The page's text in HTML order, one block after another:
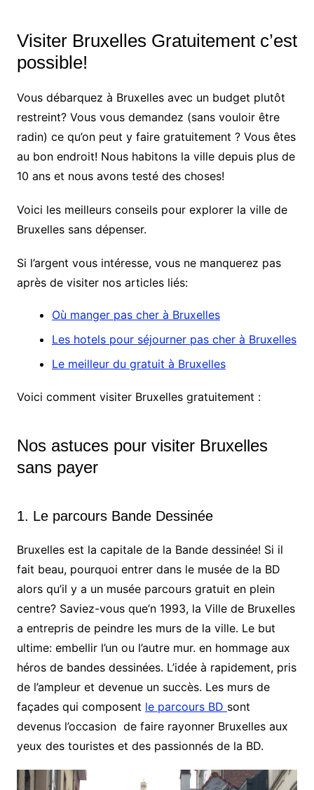
Visiter Bruxelles Gratuitement c’est
possible!
Vous débarquez à Bruxelles avec un budget plutôt
restreint? Vous vous demandez (sans vouloir être
radin) ce qu’on peut y faire gratuitement ? Vous êtes
au bon endroit! Nous habitons la ville depuis plus de
10 ans et nous avons testé des choses!
Voici les meilleurs conseils pour explorer la ville de
Bruxelles sans dépenser.
Si l’argent vous intéresse, vous ne manquerez pas
après de visiter nos articles liés:
Où manger pas cher à Bruxelles
Les hotels pour séjourner pas cher à Bruxelles
Le meilleur du gratuit à Bruxelles
Voici comment visiter Bruxelles gratuitement :
Nos astuces pour visiter Bruxelles
sans payer
1. Le parcours Bande Dessinée
Bruxelles est la capitale de la Bande dessinée! Si il
fait beau, pourquoi entrer dans le musée de la BD
alors qu’il y a un musée parcours gratuit en plein
centre? Saviez-vous que’n 1993, la Ville de Bruxelles
a entrepris de peindre les murs de la ville. Le but
ultime: embellir l’un ou l’autre mur. en hommage aux
héros de bandes dessinées. L’idée à rapidement, pris
de l’ampleur et devenue un succès. Les murs de
façades qui composent le parcours BD sont
devenus l’occasion de faire rayonner Bruxelles aux
yeux des touristes et des passionnés de la BD.